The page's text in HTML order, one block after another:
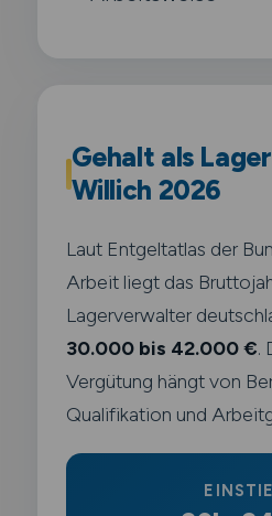
Gehalt als
Willich 2026
Laut Entgeltatlas der
Arbeit liegt das
Lagerverwalter
30.000 bis 42.000 €.
Vergütung hängt von
Qualifikation und